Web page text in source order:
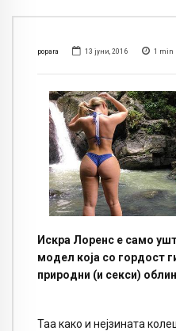
popara 13 јуни, 2016 1 min
Искра Лоренс е само
модел која со гордост
природни (и секси)
Таа како и нејзината